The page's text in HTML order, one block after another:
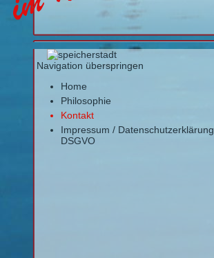
Navigation überspringen
Home
Philosophie
Kontakt
Impressum / Datenschutzerklärung
DSGVO